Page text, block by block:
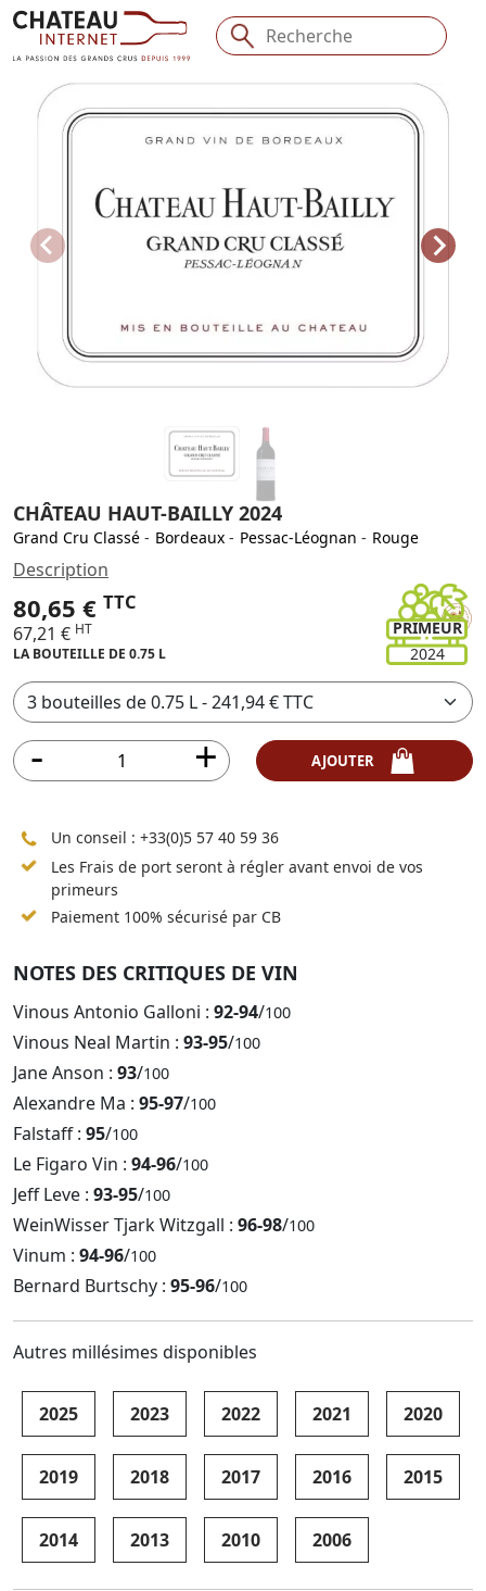
CHÂTEAU HAUT-BAILLY 2024
Grand Cru Classé - Bordeaux - Pessac-Léognan - Rouge
PRIMEUR
2024
Description
80,65 € TTC
67,21 € HT
LA BOUTEILLE DE 0.75 L
Un conseil : +33(0)5 57 40 59 36
Les Frais de port seront à régler avant envoi de vos
primeurs
Paiement 100% sécurisé par CB
NOTES DES CRITIQUES DE VIN
Vinous Antonio Galloni : 92-94/100
Vinous Neal Martin : 93-95/100
Jane Anson : 93/100
Alexandre Ma : 95-97/100
Falstaff : 95/100
Le Figaro Vin : 94-96/100
Jeff Leve : 93-95/100
WeinWisser Tjark Witzgall : 96-98/100
Vinum : 94-96/100
Bernard Burtschy : 95-96/100
Autres millésimes disponibles
2025 2023 2022 2021 2020
2019 2018 2017 2016 2015
2014 2013 2010 2006